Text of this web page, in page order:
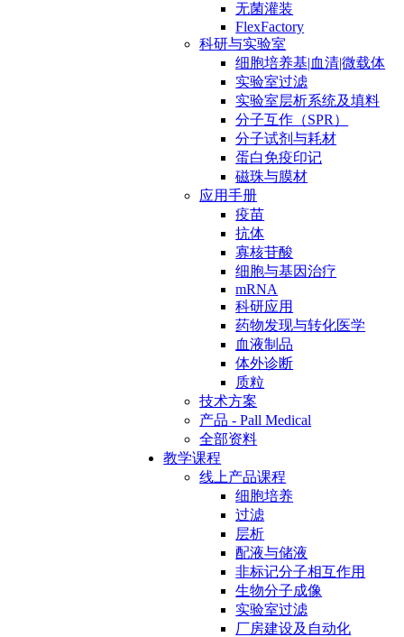
无菌灌装
FlexFactory
科研与实验室
细胞培养基|血清|微载体
实验室过滤
实验室层析系统及填料
分子互作（SPR）
分子试剂与耗材
蛋白免疫印记
磁珠与膜材
应用手册
疫苗
抗体
寡核苷酸
细胞与基因治疗
mRNA
科研应用
药物发现与转化医学
血液制品
体外诊断
质粒
技术方案
产品 - Pall Medical
全部资料
教学课程
线上产品课程
细胞培养
过滤
层析
配液与储液
非标记分子相互作用
生物分子成像
实验室过滤
厂房建设及自动化